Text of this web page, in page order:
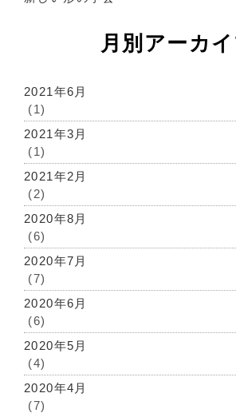
月別アーカ
2021年6月
(1)
2021年3月
(1)
2021年2月
(2)
2020年8月
(6)
2020年7月
(7)
2020年6月
(6)
2020年5月
(4)
2020年4月
(7)